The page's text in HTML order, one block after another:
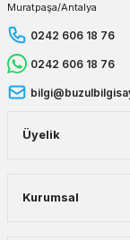
Muratpaşa/Antalya
0242 606 18 76
0242 606 18 76
Üyelik
Kurumsal